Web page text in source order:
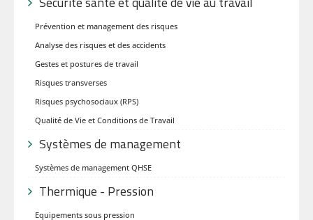
Prévention et management des risques
Analyse des risques et des accidents
Gestes et postures de travail
Risques transverses
Risques psychosociaux (RPS)
Qualité de Vie et Conditions de Travail
Systèmes de management
Systèmes de management QHSE
Thermique - Pression
Equipements sous pression